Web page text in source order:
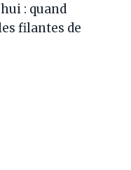
: quand
filantes de